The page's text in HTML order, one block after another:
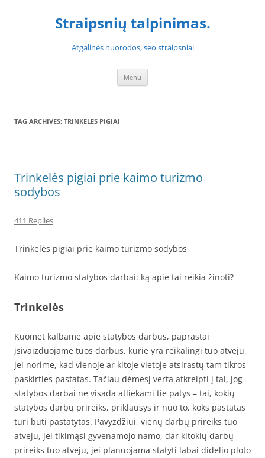
Straipsnių talpinimas.
Atgalinės nuorodos, seo straipsniai
Menu
TAG ARCHIVES: TRINKELES PIGIAI
Trinkelės pigiai prie kaimo turizmo
sodybos
411 Replies
Trinkelės pigiai prie kaimo turizmo sodybos
Kaimo turizmo statybos darbai: ką apie tai reikia žinoti?
Trinkelės
Kuomet kalbame apie statybos darbus, paprastai
įsivaizduojame tuos darbus, kurie yra reikalingi tuo atveju,
jei norime, kad vienoje ar kitoje vietoje atsirastų tam tikros
paskirties pastatas. Tačiau dėmesį verta atkreipti į tai, jog
statybos darbai ne visada atliekami tie patys – tai, kokių
statybos darbų prireiks, priklausys ir nuo to, koks pastatas
turi būti pastatytas. Pavyzdžiui, vienų darbų prireiks tuo
atveju, jei tikimąsi gyvenamojo namo, dar kitokių darbų
prireiks tuo atveju, jei planuojama statyti labai didelio ploto